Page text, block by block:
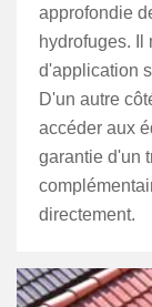
approfondie
hydrofuges. Il
d'application
D'un autre
accéder aux
garantie d'un
directement.